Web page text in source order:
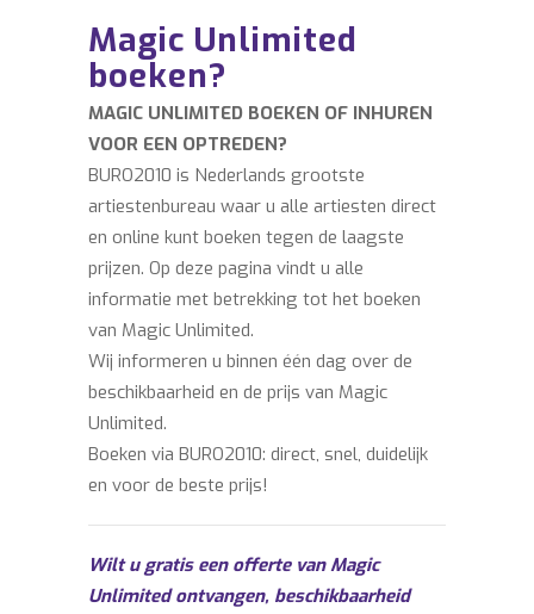
Magic Unlimited
boeken?
MAGIC UNLIMITED BOEKEN OF INHUREN
VOOR EEN OPTREDEN?
BURO2010 is Nederlands grootste
artiestenbureau waar u alle artiesten direct
en online kunt boeken tegen de laagste
prijzen. Op deze pagina vindt u alle
informatie met betrekking tot het boeken
van Magic Unlimited.
Wij informeren u binnen één dag over de
beschikbaarheid en de prijs van Magic
Unlimited.
Boeken via BURO2010: direct, snel, duidelijk
en voor de beste prijs!
Wilt u gratis een offerte van Magic
Unlimited ontvangen, beschikbaarheid